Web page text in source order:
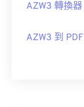
AZW3 轉換器
AZW3 到 PDF